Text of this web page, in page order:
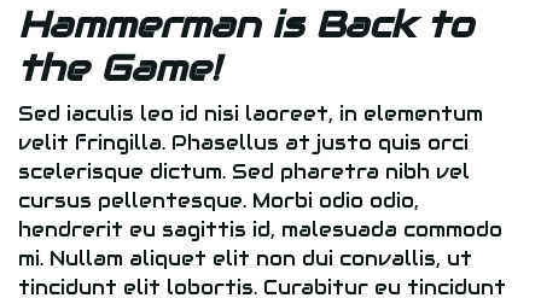
Hammerman is Back to
the Game!
Sed iaculis leo id nisi laoreet, in elementum
velit fringilla. Phasellus at justo quis orci
scelerisque dictum. Sed pharetra nibh vel
cursus pellentesque. Morbi odio odio,
hendrerit eu sagittis id, malesuada commodo
mi. Nullam aliquet elit non dui convallis, ut
tincidunt elit lobortis. Curabitur eu tincidunt